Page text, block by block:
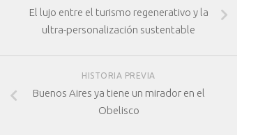
El lujo entre el turismo regenerativo y la
ultra-personalización sustentable
HISTORIA PREVIA
Buenos Aires ya tiene un mirador en el
Obelisco